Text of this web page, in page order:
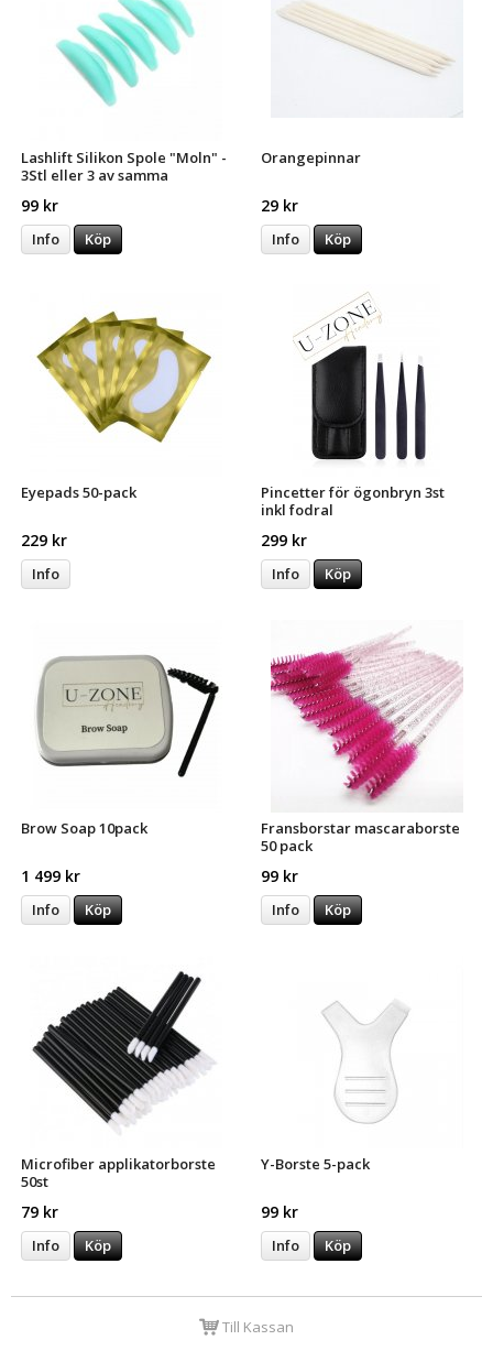
Lashlift Silikon Spole "Moln" -
3Stl eller 3 av samma
99 kr
Info Köp
Orangepinnar
29 kr
Info Köp
Eyepads 50-pack
229 kr
Info
Pincetter för ögonbryn 3st
inkl fodral
299 kr
Info Köp
Brow Soap 10pack
1 499 kr
Info Köp
Fransborstar mascaraborste
50 pack
99 kr
Info Köp
Microfiber applikatorborste
50st
79 kr
Info Köp
Y-Borste 5-pack
99 kr
Info Köp
Till Kassan